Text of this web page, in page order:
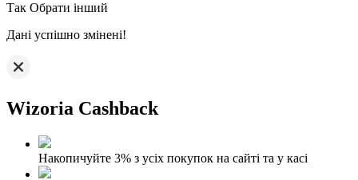
Так Обрати інший
Дані успішно змінені!
Wizoria Cashback
Накопичуйте 3% з усіх покупок на сайті та у касі